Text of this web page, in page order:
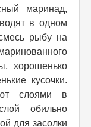
маринад,
в одном
рыбу на
хорошенько
кусочки.
слоями в
обильно
для засолки